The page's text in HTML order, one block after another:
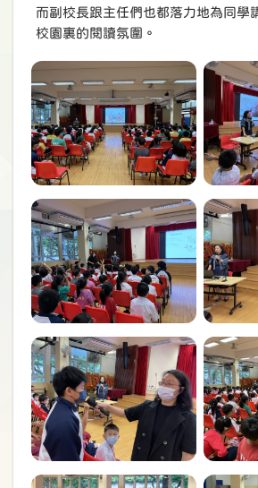
而副校長跟主任們也都落力地為同學
校園裏的閱讀氛圍。